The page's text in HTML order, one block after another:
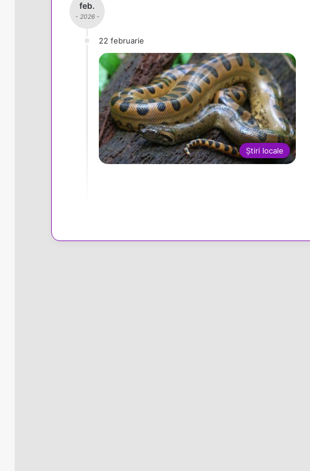
feb.
- 2026 -
22 februarie
Știri locale